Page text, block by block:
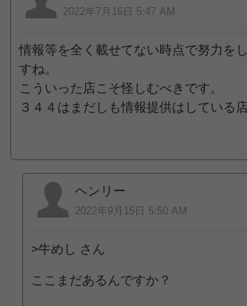
2022年7月16日 5:47 AM
情報等を全く載せてない時点で努力を
すね。
こういった店こそ怪しむべきです。
３４４はまだしも情報提供はしている店
ヘンリー
2022年9月15日 5:50 AM
>牛めし さん
ここまだあるんですか？